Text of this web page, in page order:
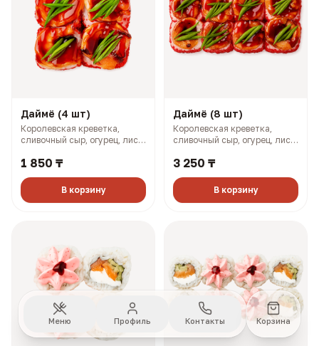
Даймё (4 шт)
Королевская креветка,
сливочный сыр, огурец, лист
230 ккал)
1 850 ₸
В корзину
Даймё (8 шт)
Королевская креветка,
сливочный сыр, огурец, лист
459 ккал)
3 250 ₸
В корзину
Меню Профиль Контакты Корзина